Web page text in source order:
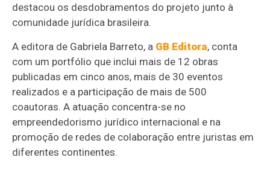
destacou os desdobramentos do projeto junto à
comunidade jurídica brasileira.
A editora de Gabriela Barreto, a GB Editora, conta
com um portfólio que inclui mais de 12 obras
publicadas em cinco anos, mais de 30 eventos
realizados e a participação de mais de 500
coautoras. A atuação concentra-se no
empreendedorismo jurídico internacional e na
promoção de redes de colaboração entre juristas em
diferentes continentes.